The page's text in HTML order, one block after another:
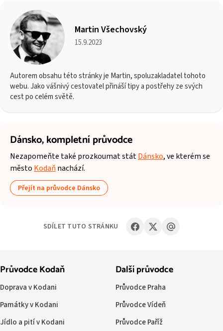
Martin Všechovský
15.9.2023
Autorem obsahu této stránky je Martin, spoluzakladatel tohoto
webu. Jako vášnivý cestovatel přináší tipy a postřehy ze svých
cest po celém světě.
Dánsko,kompletní průvodce
Nezapomeňte také prozkoumat státDánsko, ve kterém se
město Kodaň nachází.
Přejít na průvodce Dánsko
SDÍLET TUTO STRÁNKU
Průvodce Kodaň
Doprava v Kodani
Památky v Kodani
Jídlo a pití v Kodani
Další průvodce
Průvodce Praha
Průvodce Vídeň
Průvodce Paříž